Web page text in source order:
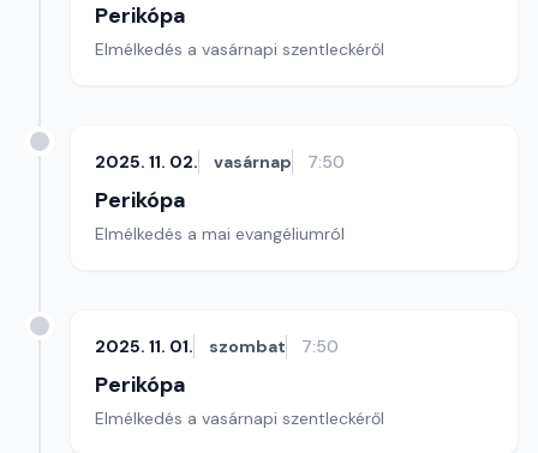
Perikópa
Elmélkedés a vasárnapi szentleckéről
2025. 11. 02. vasárnap 7:50
Perikópa
Elmélkedés a mai evangéliumról
2025. 11. 01. szombat 7:50
Perikópa
Elmélkedés a vasárnapi szentleckéről